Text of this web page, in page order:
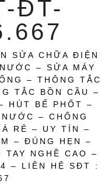
ĐT-
SỬA CHỮA ĐIỆN
– SỬA MÁY
– THÔNG TẮC
TẮC BỒN CẦU –
HÚT BỂ PHỐT –
– CHỐNG
RẺ – UY TÍN –
– ĐÚNG HẸN –
NGHỀ CAO –
– LIÊN HỆ SĐT :